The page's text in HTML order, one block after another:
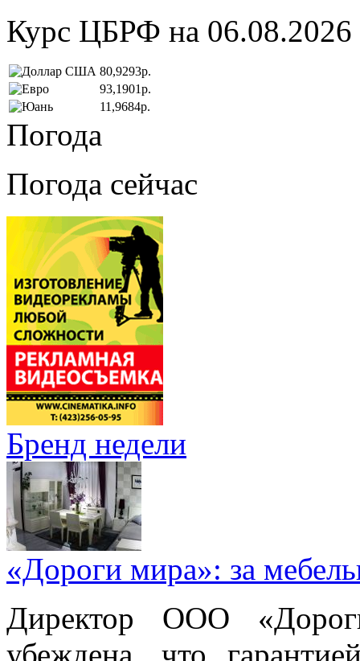
Курс ЦБРФ на 06.08.2026
80,9293р.
93,1901р.
11,9684р.
Погода
Погода сейчас
Бренд недели
«Дороги мира»: за
Директор ООО
убеждена, что